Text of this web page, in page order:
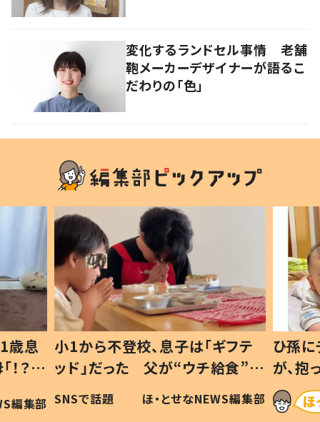
変化するランドセル事情 老舗
鞄メーカーデザイナーが語るこ
だわりの「色」
歳息
？」
編集部
小1から不登校、息子は「ギフテ
ッド」だった 父が“ウチ給食”を
作り続ける理由とは #令和の親
#令和の子
SNSで話題 ほ・とせなNEWS編集部
ひ孫
が、
「涙が
い」